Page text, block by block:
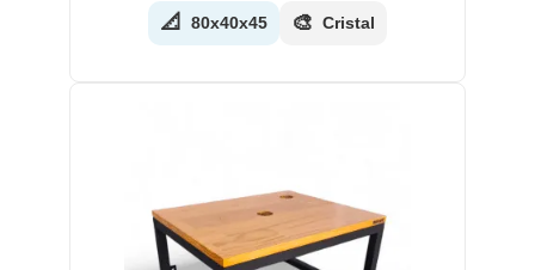
original
era:
actual
es:
📐 80x40x45 🎨 Cristal